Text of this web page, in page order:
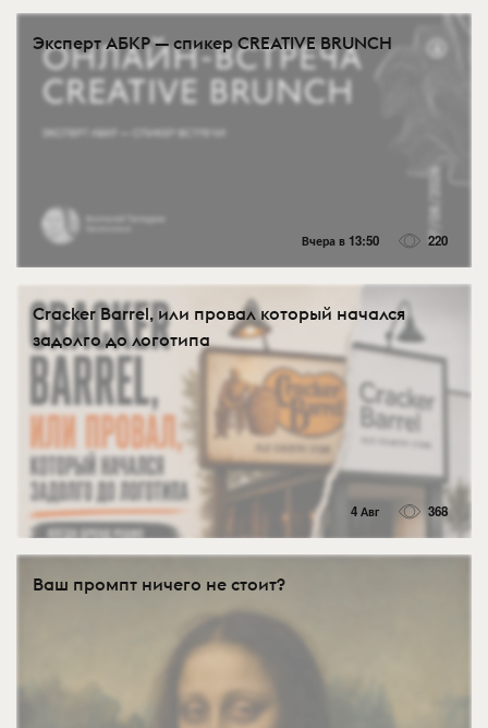
Эксперт АБКР — спикер CREATIVE BRUNCH
Вчера в 13:50 220
Cracker Barrel, или провал который начался
задолго до логотипа
4 Авг 368
Ваш промпт ничего не стоит?